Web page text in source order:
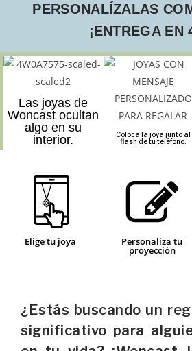
PERSONALÍZALAS
¡ENTREGA EN
Las joyas de
Woncast ocultan
algo en su
interior.
Coloca la joya junto al
flash de tu teléfono.
Elige tu joya Personaliza tu
proyección
¿Estás buscando un
significativo para